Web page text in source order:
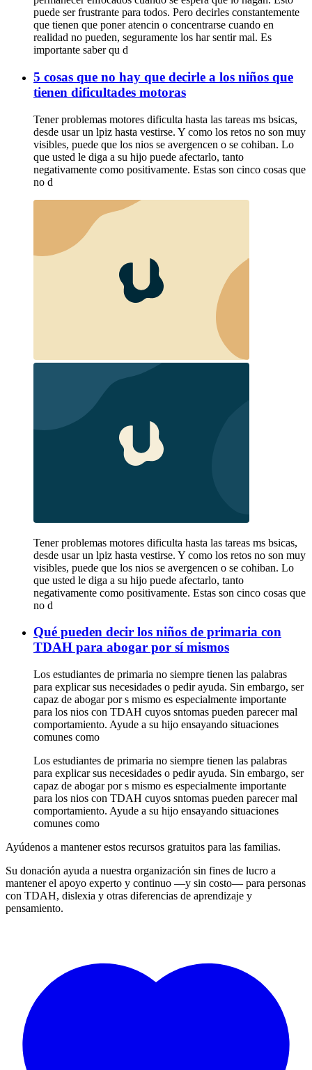
puede ser frustrante para todos. Pero decirles constantemente
que tienen que poner atencin o concentrarse cuando en
realidad no pueden, seguramente los har sentir mal. Es
importante saber qu d
5 cosas que no hay que decirle a los niños que
tienen dificultades motoras
Tener problemas motores dificulta hasta las tareas ms bsicas,
desde usar un lpiz hasta vestirse. Y como los retos no son muy
visibles, puede que los nios se avergencen o se cohiban. Lo
que usted le diga a su hijo puede afectarlo, tanto
negativamente como positivamente. Estas son cinco cosas que
no d
Tener problemas motores dificulta hasta las tareas ms bsicas,
desde usar un lpiz hasta vestirse. Y como los retos no son muy
visibles, puede que los nios se avergencen o se cohiban. Lo
que usted le diga a su hijo puede afectarlo, tanto
negativamente como positivamente. Estas son cinco cosas que
no d
Qué pueden decir los niños de primaria con
TDAH para abogar por sí mismos
Los estudiantes de primaria no siempre tienen las palabras
para explicar sus necesidades o pedir ayuda. Sin embargo, ser
capaz de abogar por s mismo es especialmente importante
para los nios con TDAH cuyos sntomas pueden parecer mal
comportamiento. Ayude a su hijo ensayando situaciones
comunes como
Los estudiantes de primaria no siempre tienen las palabras
para explicar sus necesidades o pedir ayuda. Sin embargo, ser
capaz de abogar por s mismo es especialmente importante
para los nios con TDAH cuyos sntomas pueden parecer mal
comportamiento. Ayude a su hijo ensayando situaciones
comunes como
Ayúdenos a mantener estos recursos gratuitos para las familias.
Su donación ayuda a nuestra organización sin fines de lucro a
mantener el apoyo experto y continuo —y sin costo— para personas
con TDAH, dislexia y otras diferencias de aprendizaje y
pensamiento.